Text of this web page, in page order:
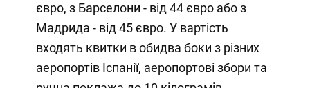
євро, з Барселони - від 44 євро або з
Мадрида - від 45 євро. У вартість
входять квитки в обидва боки з різних
аеропортів Іспанії, аеропортові збори та